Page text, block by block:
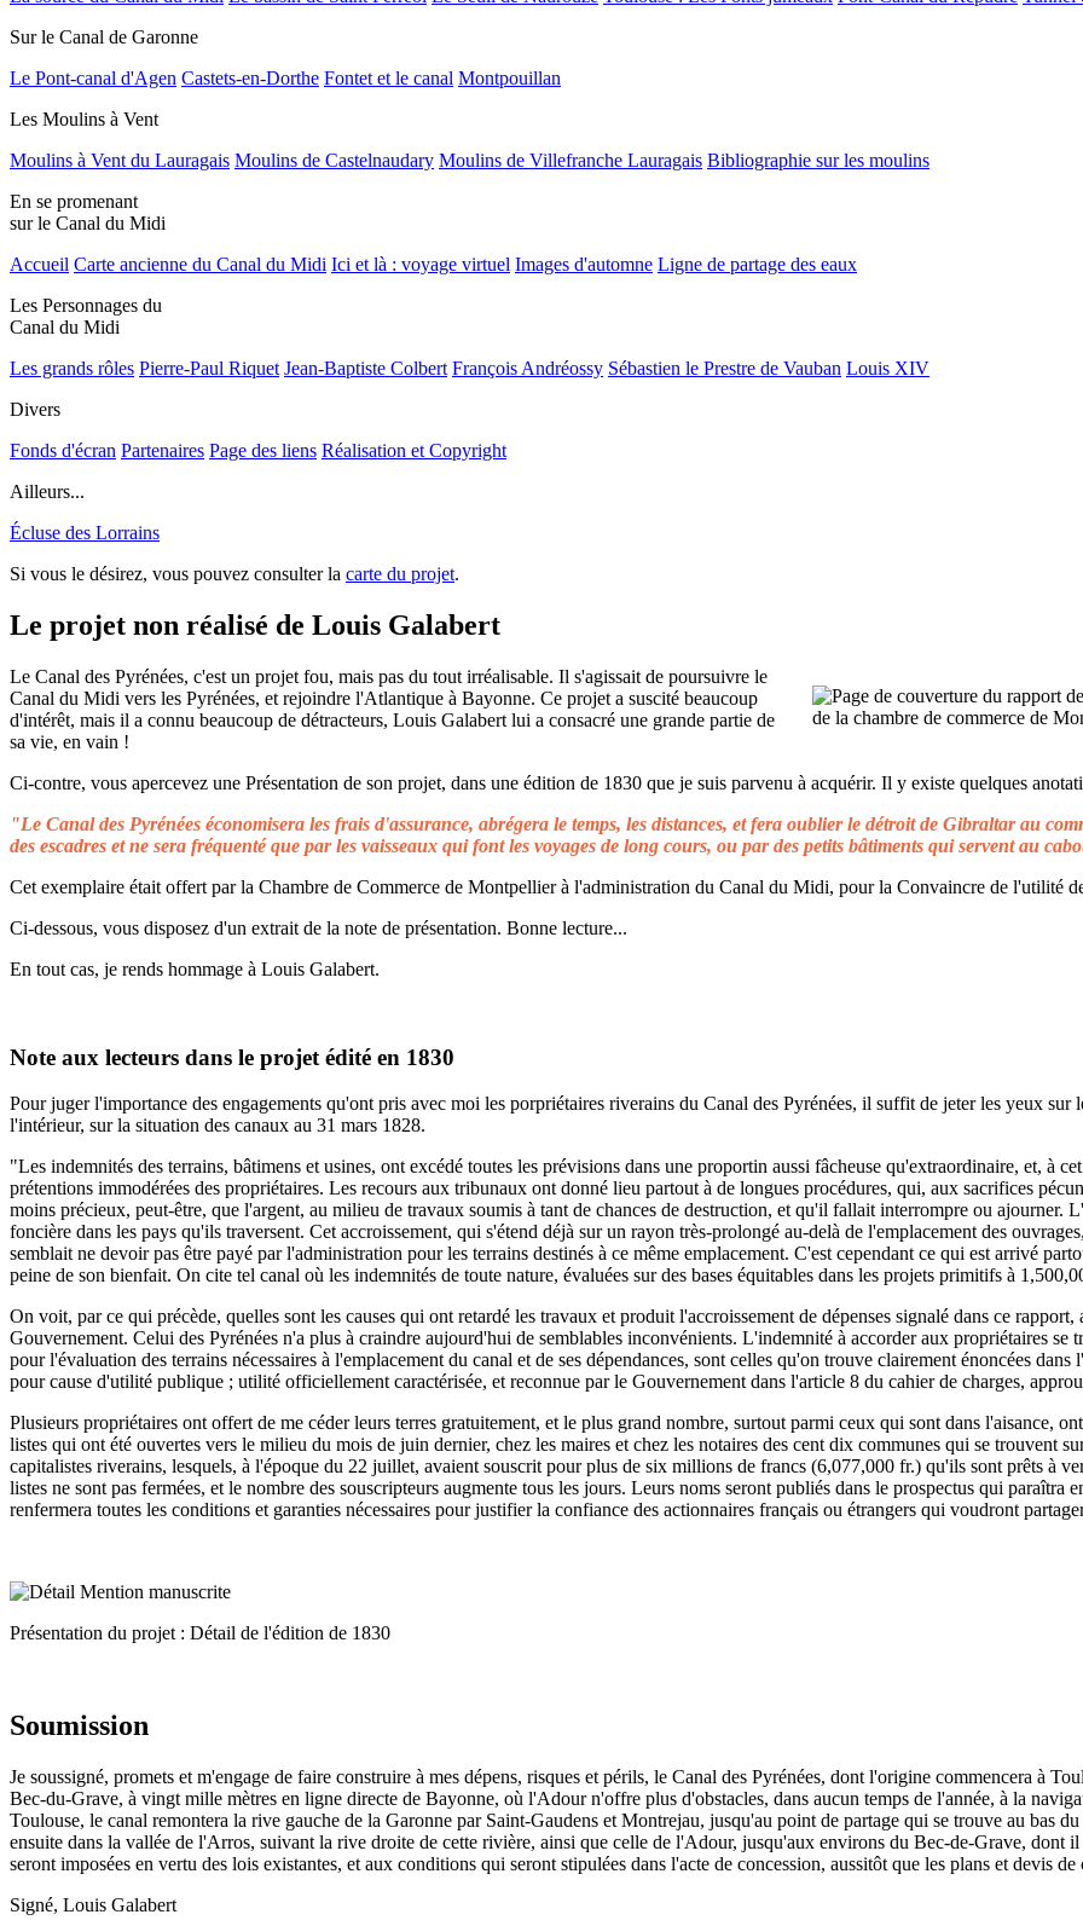
Sur le Canal de Garonne
Le Pont-canal d'Agen Castets-en-Dorthe Fontet et le canal Montpouillan
Les Moulins à Vent
Moulins à Vent du Lauragais Moulins de Castelnaudary Moulins de Villefranche Lauragais Bibliographie sur les moulins
En se promenant
sur le Canal du Midi
Accueil Carte ancienne du Canal du Midi Ici et là : voyage virtuel Images d'automne Ligne de partage des eaux
Les Personnages du
Canal du Midi
Les grands rôles Pierre-Paul Riquet Jean-Baptiste Colbert François Andréossy Sébastien le Prestre de Vauban Louis XIV
Divers
Fonds d'écran Partenaires Page des liens Réalisation et Copyright
Ailleurs...
Écluse des Lorrains
Si vous le désirez, vous pouvez consulter la carte du projet.
Le projet non réalisé de Louis Galabert
Le Canal des Pyrénées, c'est un projet fou, mais pas du tout irréalisable. Il s'agissait de poursuivre le
Canal du Midi vers les Pyrénées, et rejoindre l'Atlantique à Bayonne. Ce projet a suscité beaucoup
d'intérêt, mais il a connu beaucoup de détracteurs, Louis Galabert lui a consacré une grande partie de
sa vie, en vain !
Ci-contre, vous apercevez une Présentation de son projet, dans une édition de 1830 que je suis parvenu à acquérir. Il y existe quelques
"Le Canal des Pyrénées économisera les frais d'assurance, abrégera le temps, les distances, et fera oublier le détroit de Gibraltar au
des escadres et ne sera fréquenté que par les vaisseaux qui font les voyages de long cours, ou par des petits bâtiments qui servent au
Cet exemplaire était offert par la Chambre de Commerce de Montpellier à l'administration du Canal du Midi, pour la Convaincre de l'utilité
Ci-dessous, vous disposez d'un extrait de la note de présentation. Bonne lecture...
En tout cas, je rends hommage à Louis Galabert.
Note aux lecteurs dans le projet édité en 1830
Pour juger l'importance des engagements qu'ont pris avec moi les porpriétaires riverains du Canal des Pyrénées, il suffit de jeter les yeux
l'intérieur, sur la situation des canaux au 31 mars 1828.
"Les indemnités des terrains, bâtimens et usines, ont excédé toutes les prévisions dans une proportin aussi fâcheuse qu'extraordinaire, et, à
prétentions immodérées des propriétaires. Les recours aux tribunaux ont donné lieu partout à de longues procédures, qui, aux sacrifices
moins précieux, peut-être, que l'argent, au milieu de travaux soumis à tant de chances de destruction, et qu'il fallait interrompre ou ajourner.
foncière dans les pays qu'ils traversent. Cet accroissement, qui s'étend déjà sur un rayon très-prolongé au-delà de l'emplacement des
semblait ne devoir pas être payé par l'administration pour les terrains destinés à ce même emplacement. C'est cependant ce qui est arrivé
peine de son bienfait. On cite tel canal où les indemnités de toute nature, évaluées sur des bases équitables dans les projets primitifs à
On voit, par ce qui précède, quelles sont les causes qui ont retardé les travaux et produit l'accroissement de dépenses signalé dans ce
Gouvernement. Celui des Pyrénées n'a plus à craindre aujourd'hui de semblables inconvénients. L'indemnité à accorder aux propriétaires se
pour l'évaluation des terrains nécessaires à l'emplacement du canal et de ses dépendances, sont celles qu'on trouve clairement énoncées
pour cause d'utilité publique ; utilité officiellement caractérisée, et reconnue par le Gouvernement dans l'article 8 du cahier de charges,
Plusieurs propriétaires ont offert de me céder leurs terres gratuitement, et le plus grand nombre, surtout parmi ceux qui sont dans l'aisance,
listes qui ont été ouvertes vers le milieu du mois de juin dernier, chez les maires et chez les notaires des cent dix communes qui se trouvent
capitalistes riverains, lesquels, à l'époque du 22 juillet, avaient souscrit pour plus de six millions de francs (6,077,000 fr.) qu'ils sont prêts à
listes ne sont pas fermées, et le nombre des souscripteurs augmente tous les jours. Leurs noms seront publiés dans le prospectus qui
renfermera toutes les conditions et garanties nécessaires pour justifier la confiance des actionnaires français ou étrangers qui voudront
Présentation du projet : Détail de l'édition de 1830
Soumission
Je soussigné, promets et m'engage de faire construire à mes dépens, risques et périls, le Canal des Pyrénées, dont l'origine commencera à
Bec-du-Grave, à vingt mille mètres en ligne directe de Bayonne, où l'Adour n'offre plus d'obstacles, dans aucun temps de l'année, à la
Toulouse, le canal remontera la rive gauche de la Garonne par Saint-Gaudens et Montrejau, jusqu'au point de partage qui se trouve au bas
ensuite dans la vallée de l'Arros, suivant la rive droite de cette rivière, ainsi que celle de l'Adour, jusqu'aux environs du Bec-de-Grave, dont
seront imposées en vertu des lois existantes, et aux conditions qui seront stipulées dans l'acte de concession, aussitôt que les plans et devis
Signé, Louis Galabert